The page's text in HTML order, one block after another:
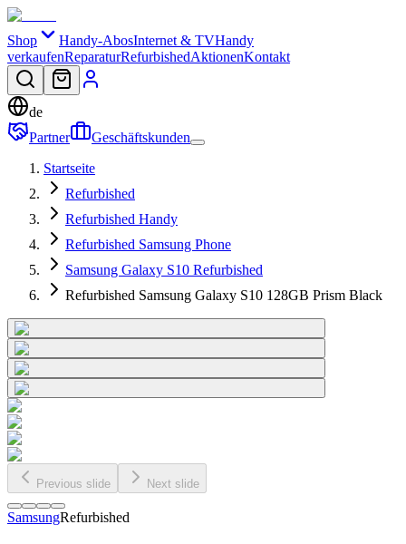
Shop Handy-AbosInternet & TVHandy
verkaufenReparaturRefurbishedAktionenKontakt
de
Partner
Geschäftskunden
Startseite
Refurbished
Refurbished Handy
Refurbished Samsung Phone
Samsung Galaxy S10 Refurbished
Refurbished Samsung Galaxy S10 128GB Prism Black
Previous slide Next slide
SamsungRefurbished